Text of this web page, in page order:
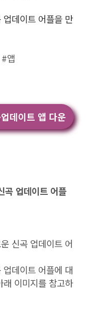
데이트 어플을 만
앱
데이트 앱 다운
곡 업데이트 어플
신곡 업데이트 어
데이트 어플에 대
이미지를 참고하